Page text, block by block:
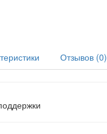
Отзывов (0)